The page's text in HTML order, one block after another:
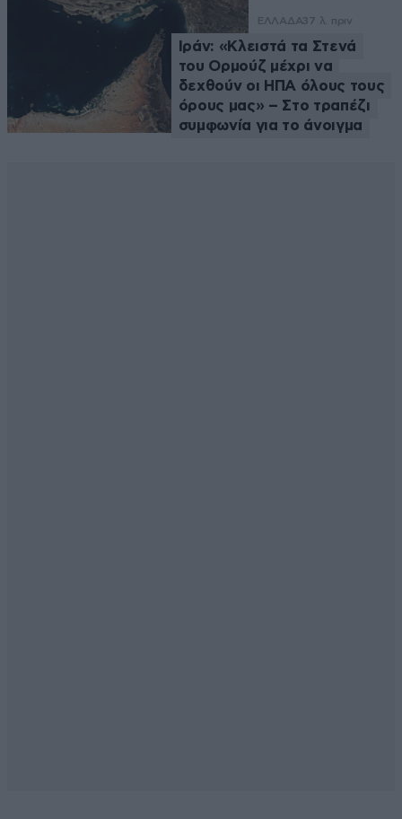
ΕΛΛΑΔΑ37 λ. πριν
Ιράν: «Κλειστά τα Στενά
του Ορμούζ μέχρι να
δεχθούν οι ΗΠΑ όλους τους
όρους μας» – Στο τραπέζι
συμφωνία για το άνοιγμα